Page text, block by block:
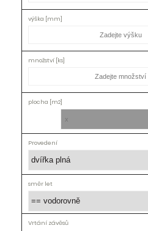
Provedení
směr
Vrtání